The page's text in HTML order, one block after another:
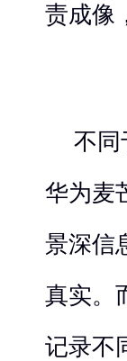
责成像
不同
华为麦
景深信
真实。
记录不